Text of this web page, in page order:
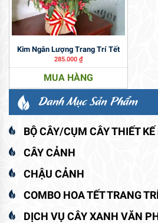
Kim Ngân Lượng Trang Trí Tết
285.000 ₫
MUA HÀNG
Danh Mục Sản Phẩm
BỘ CÂY/CỤM CÂY THIẾT KẾ
CÂY CẢNH
CHẬU CẢNH
COMBO HOA TẾT TRANG
DỊCH VỤ CÂY XANH VĂN